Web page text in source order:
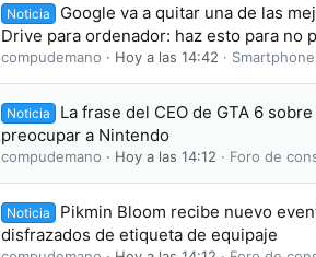
Noticia
Google va a quitar una de las
Drive para ordenador: haz esto para no
compudemano Hoy a las 14:42
Noticia
La frase del CEO de GTA 6
preocupar a Nintendo
compudemano Hoy a las 14:12 Foro de
Noticia
Pikmin Bloom recibe nuevo
disfrazados de etiqueta de equipaje